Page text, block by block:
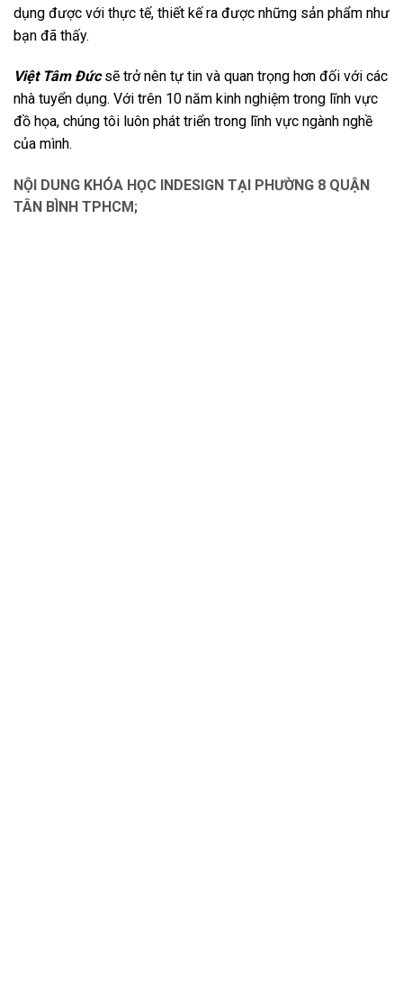
dụng được với thực tế, thiết kế ra được những sản phẩm như
bạn đã thấy.
Việt Tâm Đứcsẽ trở nên tự tin và quan trọng hơn đối với các
nhà tuyển dụng. Với trên 10 năm kinh nghiệm trong lĩnh vực
đồ họa, chúng tôi luôn phát triển trong lĩnh vực ngành nghề
của mình.
NỘI DUNG KHÓA HỌC INDESIGN TẠI PHƯỜNG 8 QUẬN
TÂN BÌNH TPHCM;